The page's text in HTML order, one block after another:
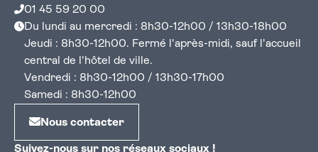
01 45 59 20 00
Du lundi au mercredi : 8h30-12h00 / 13h30-18h00
Jeudi : 8h30-12h00. Fermé l'après-midi, sauf l'accueil
central de l'hôtel de ville.
Vendredi : 8h30-12h00 / 13h30-17h00
Samedi : 8h30-12h00
Nous contacter
Suivez-nous sur nos réseaux sociaux !